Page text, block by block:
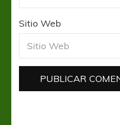
Sitio Web